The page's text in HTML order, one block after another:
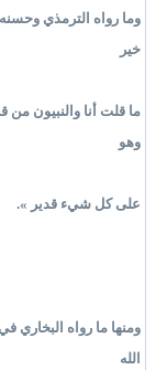
وما رواه الترمذي
خير
ما قلت أنا والنبيون من
وهو
على كل شيء قدير ».
ومنها ما رواه البخاري
الله